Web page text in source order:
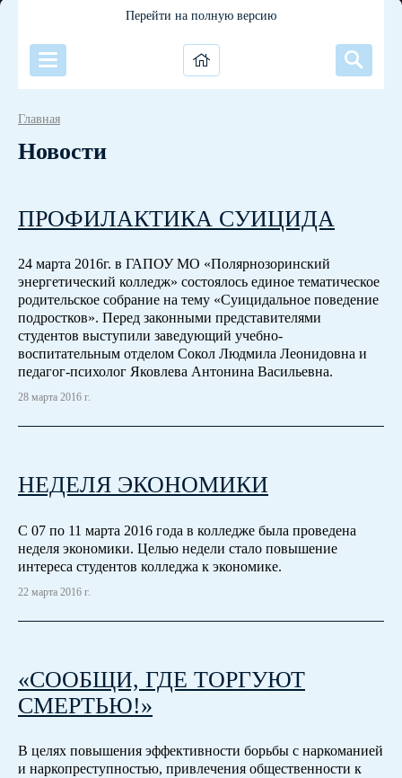
Перейти на полную версию
Главная
Новости
ПРОФИЛАКТИКА СУИЦИДА
24 марта 2016г. в ГАПОУ МО «Полярнозоринский
энергетический колледж» состоялось единое тематическое
родительское собрание на тему «Суицидальное поведение
подростков». Перед законными представителями
студентов выступили заведующий учебно-
воспитательным отделом Сокол Людмила Леонидовна и
педагог-психолог Яковлева Антонина Васильевна.
28 марта 2016 г.
НЕДЕЛЯ ЭКОНОМИКИ
С 07 по 11 марта 2016 года в колледже была проведена
неделя экономики. Целью недели стало повышение
интереса студентов колледжа к экономике.
22 марта 2016 г.
«СООБЩИ, ГДЕ ТОРГУЮТ
СМЕРТЬЮ!»
В целях повышения эффективности борьбы с наркоманией
и наркопреступностью, привлечения общественности к